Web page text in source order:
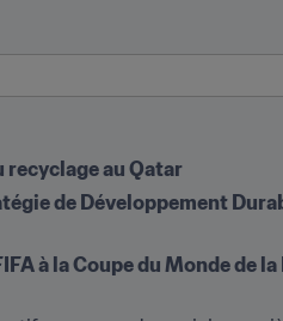
recyclage au Qatar
de Développement
à la Coupe du Monde de la